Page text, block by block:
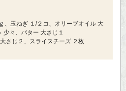
、玉ねぎ １/２コ、オリーブオイル 大
少々、バター 大さじ１
さじ２、スライスチーズ ２枚